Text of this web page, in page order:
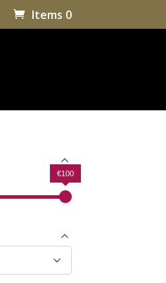
Items 0
€100